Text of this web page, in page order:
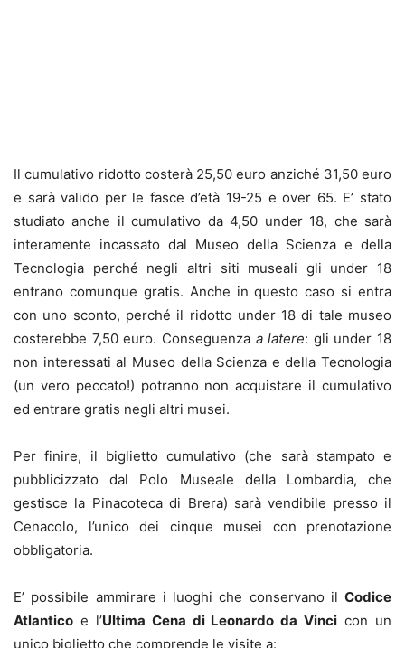
Il cumulativo ridotto costerà 25,50 euro anziché 31,50 euro
e sarà valido per le fasce d’età 19-25 e over 65. E’ stato
studiato anche il cumulativo da 4,50 under 18, che sarà
interamente incassato dal Museo della Scienza e della
Tecnologia perché negli altri siti museali gli under 18
entrano comunque gratis. Anche in questo caso si entra
con uno sconto, perché il ridotto under 18 di tale museo
costerebbe 7,50 euro. Conseguenzaa latere: gli under 18
non interessati al Museo della Scienza e della Tecnologia
(un vero peccato!) potranno non acquistare il cumulativo
ed entrare gratis negli altri musei.
Per finire, il biglietto cumulativo (che sarà stampato e
pubblicizzato dal Polo Museale della Lombardia, che
gestisce la Pinacoteca di Brera) sarà vendibile presso il
Cenacolo, l’unico dei cinque musei con prenotazione
obbligatoria.
E’ possibile ammirare i luoghi che conservano il Codice
Atlantico e l’Ultima Cena di Leonardo da Vinci con un
unico biglietto che comprende le visite a: